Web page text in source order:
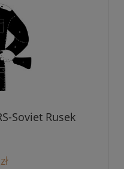
Soviet Rusek